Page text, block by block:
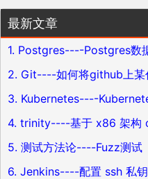
最新文章
1. Postgres----Postgres数
2. Git----如何将github上某
3. Kubernetes----
4. trinity----基于 x86 架构
5. 测试方法论----Fuzz测试
6. Jenkins----配置 ssh 私